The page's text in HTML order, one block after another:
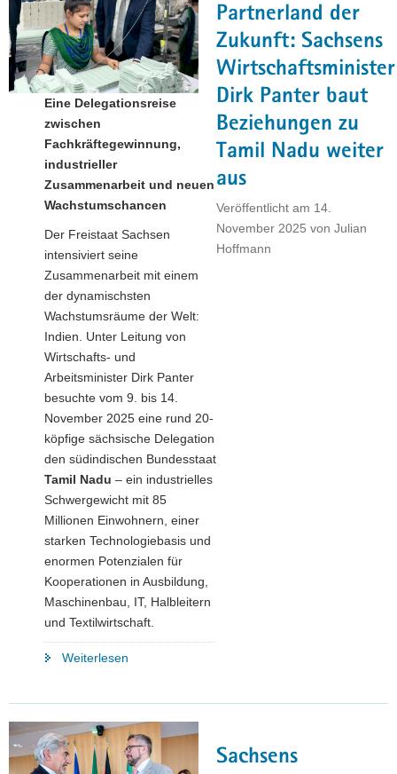
Wirtschaftsminister
Dirk
Panter
besucht
Frankreich"
Partnerland der
Zukunft: Sachsens
Wirtschaftsminister
Dirk Panter baut
Beziehungen zu
Tamil Nadu weiter
aus
Veröffentlicht am 14.
November 2025 von Julian
Hoffmann
Eine Delegationsreise
zwischen
Fachkräftegewinnung,
industrieller
Zusammenarbeit und neuen
Wachstumschancen
Der Freistaat Sachsen
intensiviert seine
Zusammenarbeit mit einem
der dynamischsten
Wachstumsräume der Welt:
Indien. Unter Leitung von
Wirtschafts- und
Arbeitsminister Dirk Panter
besuchte vom 9. bis 14.
November 2025 eine rund 20-
köpfige sächsische Delegation
den südindischen Bundesstaat
Tamil Nadu – ein industrielles
Schwergewicht mit 85
Millionen Einwohnern, einer
starken Technologiebasis und
enormen Potenzialen für
Kooperationen in Ausbildung,
Maschinenbau, IT, Halbleitern
und Textilwirtschaft.
Weiterlesen
der
Zukunft:
Sachsens
Sachsens